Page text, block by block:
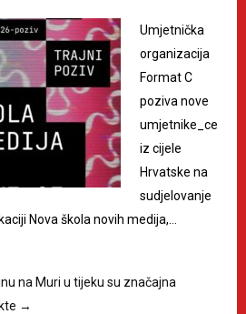
Umjetnička
organizacija
Format C
poziva nove
umjetnike_ce
iz cijele
Hrvatske na
sudjelovanje
Nova škola novih medija,…
na Muri u tijeku su značajna
→